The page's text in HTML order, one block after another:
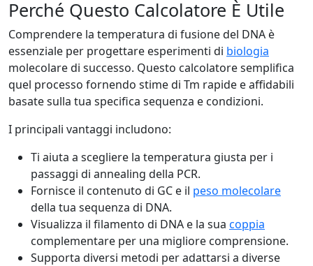
Perché Questo Calcolatore È Utile
Comprendere la temperatura di fusione del DNA è
essenziale per progettare esperimenti di biologia
molecolare di successo. Questo calcolatore semplifica
quel processo fornendo stime di Tm rapide e affidabili
basate sulla tua specifica sequenza e condizioni.
I principali vantaggi includono:
Ti aiuta a scegliere la temperatura giusta per i
passaggi di annealing della PCR.
Fornisce il contenuto di GC e il peso molecolare
della tua sequenza di DNA.
Visualizza il filamento di DNA e la sua coppia
complementare per una migliore comprensione.
Supporta diversi metodi per adattarsi a diverse